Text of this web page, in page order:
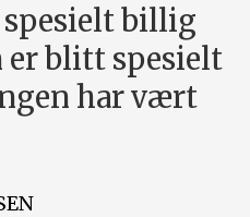
billig
er blitt spesielt
har vært